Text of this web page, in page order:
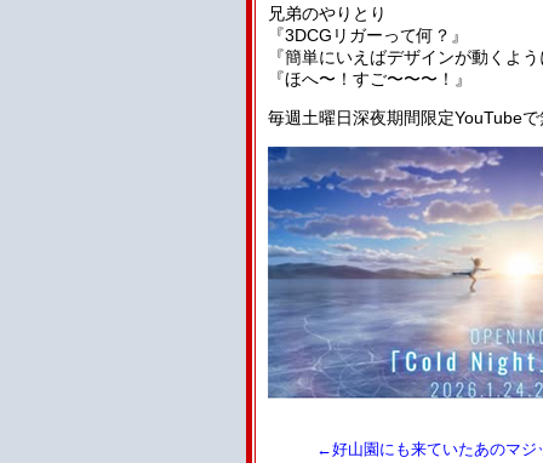
兄弟のやりとり
『3DCGリガーって何？』
『簡単にいえばデザインが動くよ
『ほへ〜！すご〜〜〜！』
毎週土曜日深夜期間限定YouTube
←好山園にも来ていたあのマジ